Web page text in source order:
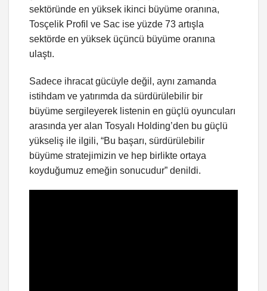
sektöründe en yüksek ikinci büyüme oranına,
Tosçelik Profil ve Sac ise yüzde 73 artışla
sektörde en yüksek üçüncü büyüme oranına
ulaştı.
Sadece ihracat gücüyle değil, aynı zamanda
istihdam ve yatırımda da sürdürülebilir bir
büyüme sergileyerek listenin en güçlü oyuncuları
arasında yer alan Tosyalı Holding’den bu güçlü
yükseliş ile ilgili, “Bu başarı, sürdürülebilir
büyüme stratejimizin ve hep birlikte ortaya
koyduğumuz emeğin sonucudur” denildi.